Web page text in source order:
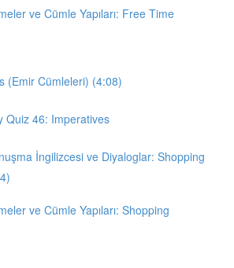
ve Cümle Yapıları: Free Time
(Emir Cümleleri) (4:08)
Quiz 46: Imperatives
İngilizcesi ve Diyaloglar: Shopping
ve Cümle Yapıları: Shopping